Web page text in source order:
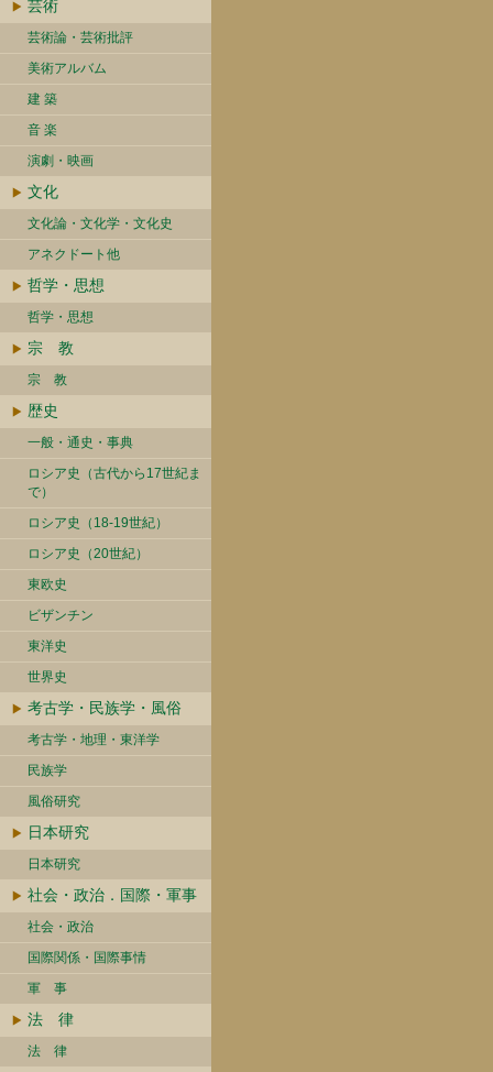
芸術
芸術論・芸術批評
美術アルバム
建 築
音 楽
演劇・映画
文化
文化論・文化学・文化史
アネクドート他
哲学・思想
哲学・思想
宗 教
宗 教
歴史
一般・通史・事典
ロシア史（古代から17世紀ま
で）
ロシア史（18-19世紀）
ロシア史（20世紀）
東欧史
ビザンチン
東洋史
世界史
考古学・民族学・風俗
考古学・地理・東洋学
民族学
風俗研究
日本研究
日本研究
社会・政治．国際・軍事
社会・政治
国際関係・国際事情
軍 事
法 律
法 律